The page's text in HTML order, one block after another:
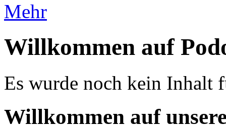
Mehr
Willkommen auf
Es wurde noch kein Inhalt
Willkommen auf